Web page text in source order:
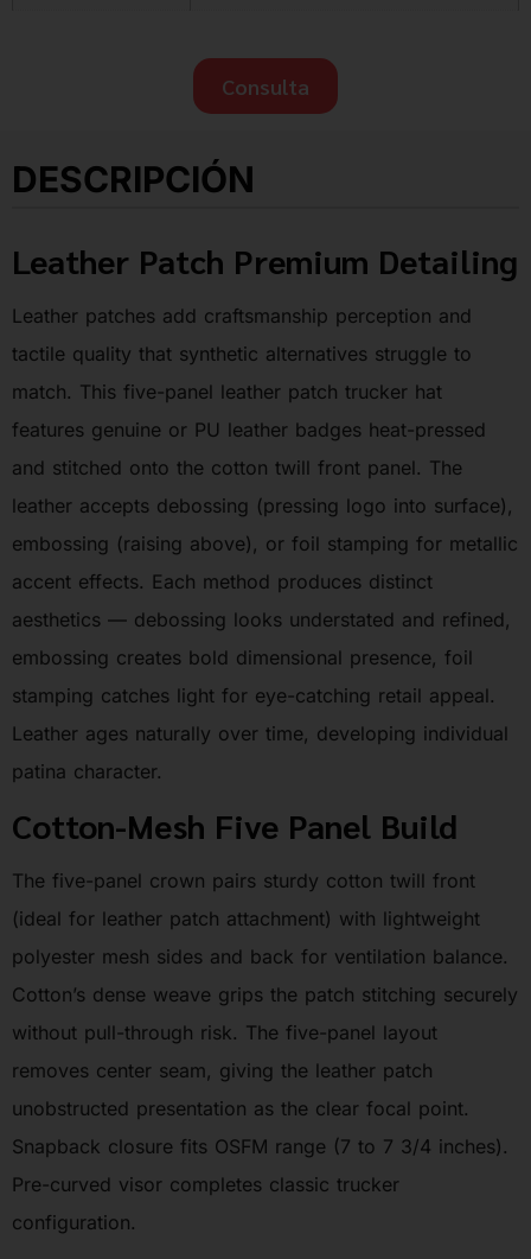
Consulta
DESCRIPCIÓN
Leather Patch Premium Detailing
Leather patches add craftsmanship perception and
tactile quality that synthetic alternatives struggle to
match. This five-panel leather patch trucker hat
features genuine or PU leather badges heat-pressed
and stitched onto the cotton twill front panel. The
leather accepts debossing (pressing logo into surface),
embossing (raising above), or foil stamping for metallic
accent effects. Each method produces distinct
aesthetics — debossing looks understated and refined,
embossing creates bold dimensional presence, foil
stamping catches light for eye-catching retail appeal.
Leather ages naturally over time, developing individual
patina character.
Cotton-Mesh Five Panel Build
The five-panel crown pairs sturdy cotton twill front
(ideal for leather patch attachment) with lightweight
polyester mesh sides and back for ventilation balance.
Cotton’s dense weave grips the patch stitching securely
without pull-through risk. The five-panel layout
removes center seam, giving the leather patch
unobstructed presentation as the clear focal point.
Snapback closure fits OSFM range (7 to 7 3/4 inches).
Pre-curved visor completes classic trucker
configuration.